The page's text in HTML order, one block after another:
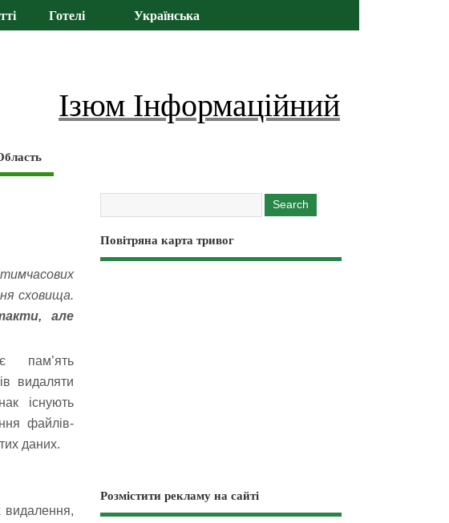
Готелі Українська
Ізюм Інформаційний
тимчасових
сховища.
але
пам’ять
видаляти
існують
файлів-
даних.
видалення,
Повітряна карта тривог
Розмістити рекламу на сайті